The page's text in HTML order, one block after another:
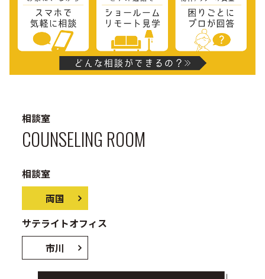
相談室
COUNSELING ROOM
相談室
両国
サテライトオフィス
市川